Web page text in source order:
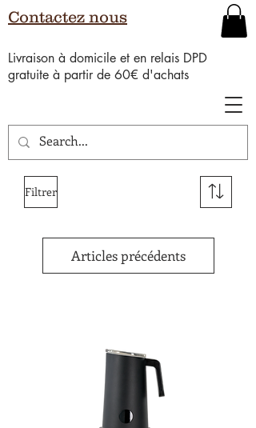
Livraison à domicile et en relais DPD
gratuite à partir de 60€ d'achats
Contactez nous
Filtrer
Articles précédents